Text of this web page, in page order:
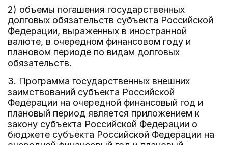
2) объемы погашения государственных
долговых обязательств субъекта Российской
Федерации, выраженных в иностранной
валюте, в очередном финансовом году и
плановом периоде по видам долговых
обязательств.
3. Программа государственных внешних
заимствований субъекта Российской
Федерации на очередной финансовый год и
плановый период является приложением к
закону субъекта Российской Федерации о
бюджете субъекта Российской Федерации на